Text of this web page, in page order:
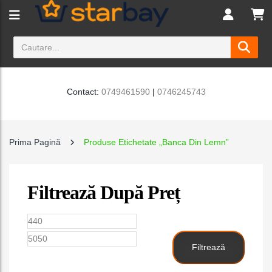
Contact: 0749461590| 0746245743
Prima Pagină Produse Etichetate „banca Din Lemn”
Filtrează După Preț
Preț
minim
Filtrează